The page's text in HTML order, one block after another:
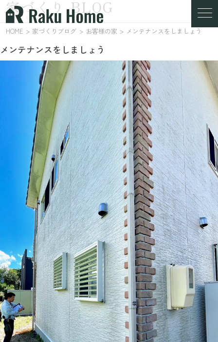
家づくりブログ
家づくり BLOG
HOME 家づくりブログ お客様の家 メンテナンスをしましょう
メンテナンスをしましょう